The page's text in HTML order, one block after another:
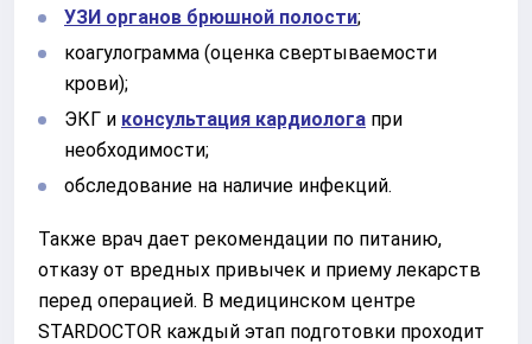
УЗИ органов брюшной полости;
коагулограмма (оценка свертываемости
крови);
ЭКГ и консультация кардиолога при
необходимости;
обследование на наличие инфекций.
Также врач дает рекомендации по питанию,
отказу от вредных привычек и приему лекарств
перед операцией. В медицинском центре
STARDOCTOR каждый этап подготовки проходит